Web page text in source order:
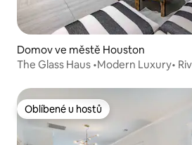
Domov ve městě Houston
The Glass Haus •Modern Luxury•
Oblíbené u hostů
Oblíbené u hostů